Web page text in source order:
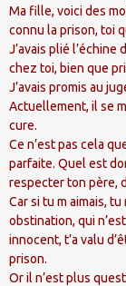
Ma fille, voici des
connu la prison, toi
J’avais plié
chez toi, bien que
J’avais promis au
Actuellement, il se
cure.
Ce n’est pas cela
parfaite. Quel est
respecter ton père,
Car si tu m aimais,
obstination, qui
innocent, t’a valu
prison.
Or il n’est plus